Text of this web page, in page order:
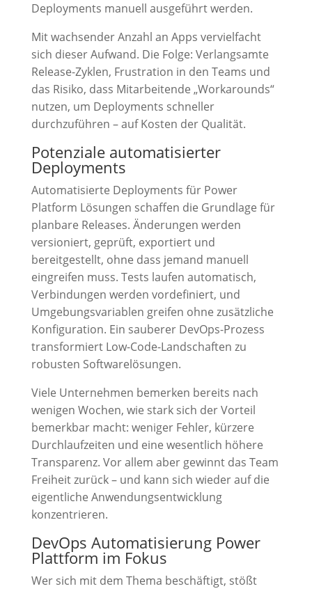
Deployments manuell ausgeführt werden.
Mit wachsender Anzahl an Apps vervielfacht
sich dieser Aufwand. Die Folge: Verlangsamte
Release-Zyklen, Frustration in den Teams und
das Risiko, dass Mitarbeitende „Workarounds“
nutzen, um Deployments schneller
durchzuführen – auf Kosten der Qualität.
Potenziale automatisierter
Deployments
Automatisierte Deployments für Power
Platform Lösungen schaffen die Grundlage für
planbare Releases. Änderungen werden
versioniert, geprüft, exportiert und
bereitgestellt, ohne dass jemand manuell
eingreifen muss. Tests laufen automatisch,
Verbindungen werden vordefiniert, und
Umgebungsvariablen greifen ohne zusätzliche
Konfiguration. Ein sauberer DevOps-Prozess
transformiert Low-Code-Landschaften zu
robusten Softwarelösungen.
Viele Unternehmen bemerken bereits nach
wenigen Wochen, wie stark sich der Vorteil
bemerkbar macht: weniger Fehler, kürzere
Durchlaufzeiten und eine wesentlich höhere
Transparenz. Vor allem aber gewinnt das Team
Freiheit zurück – und kann sich wieder auf die
eigentliche Anwendungsentwicklung
konzentrieren.
DevOps Automatisierung Power
Plattform im Fokus
Wer sich mit dem Thema beschäftigt, stößt